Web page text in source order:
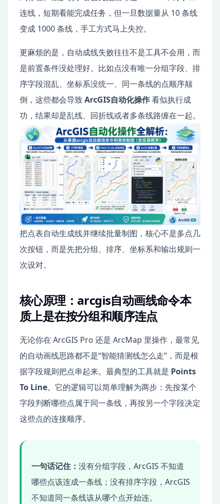
连线，短期看能完成任务，但一旦数据量从 10 条线
变成 1000 条线，手工方式马上失控。
更麻烦的是，自动成线失败往往不是工具不会用，而
是前置条件没处理好。比如点没有唯一分组字段、排
序字段混乱、坐标系没统一、同一条线的点顺序颠
倒，这些都会导致ArcGIS自动化操作看似执行成
功，结果却是乱线、回折线或者多条线路缠在一起。
把点表自动生成线并继续批量制图，核心不是多点几
次按钮，而是先把分组、排序、坐标系和输出规则一
次设对。
核心原理：arcgis自动画线命令本
质上是在按分组和顺序连点
无论你在 ArcGIS Pro 还是 ArcMap 里操作，最常见
的自动画线思路都不是“智能猜测线怎么走”，而是根
据字段规则把点串起来。最典型的工具就是 Points
To Line。它的逻辑可以简单理解为两步：先按某个
字段判断哪些点属于同一条线，再按另一个字段决定
这些点的连接顺序。
一句话记住： 没有分组字段，ArcGIS 不知道
哪些点该连成一条线；没有排序字段，ArcGIS
不知道同一条线该从哪个点开始连。